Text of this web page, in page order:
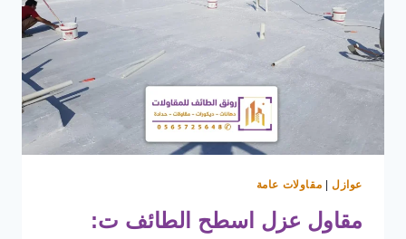
عوازل | مقاولات عامة
مقاول عزل اسطح الطائف ت: